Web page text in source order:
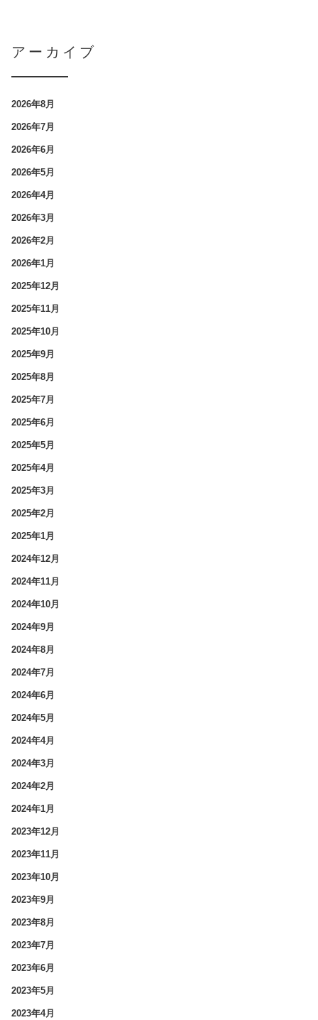
アーカイブ
2026年8月
2026年7月
2026年6月
2026年5月
2026年4月
2026年3月
2026年2月
2026年1月
2025年12月
2025年11月
2025年10月
2025年9月
2025年8月
2025年7月
2025年6月
2025年5月
2025年4月
2025年3月
2025年2月
2025年1月
2024年12月
2024年11月
2024年10月
2024年9月
2024年8月
2024年7月
2024年6月
2024年5月
2024年4月
2024年3月
2024年2月
2024年1月
2023年12月
2023年11月
2023年10月
2023年9月
2023年8月
2023年7月
2023年6月
2023年5月
2023年4月